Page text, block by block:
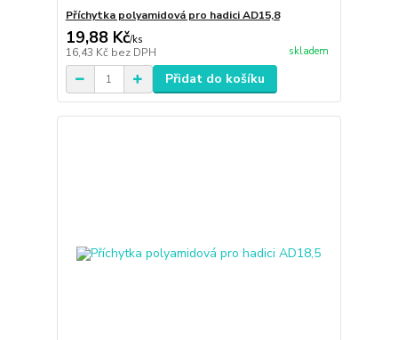
Příchytka polyamidová pro hadici AD15,8
19,88 Kč/ks
16,43 Kč bez DPH skladem
Přidat do košíku